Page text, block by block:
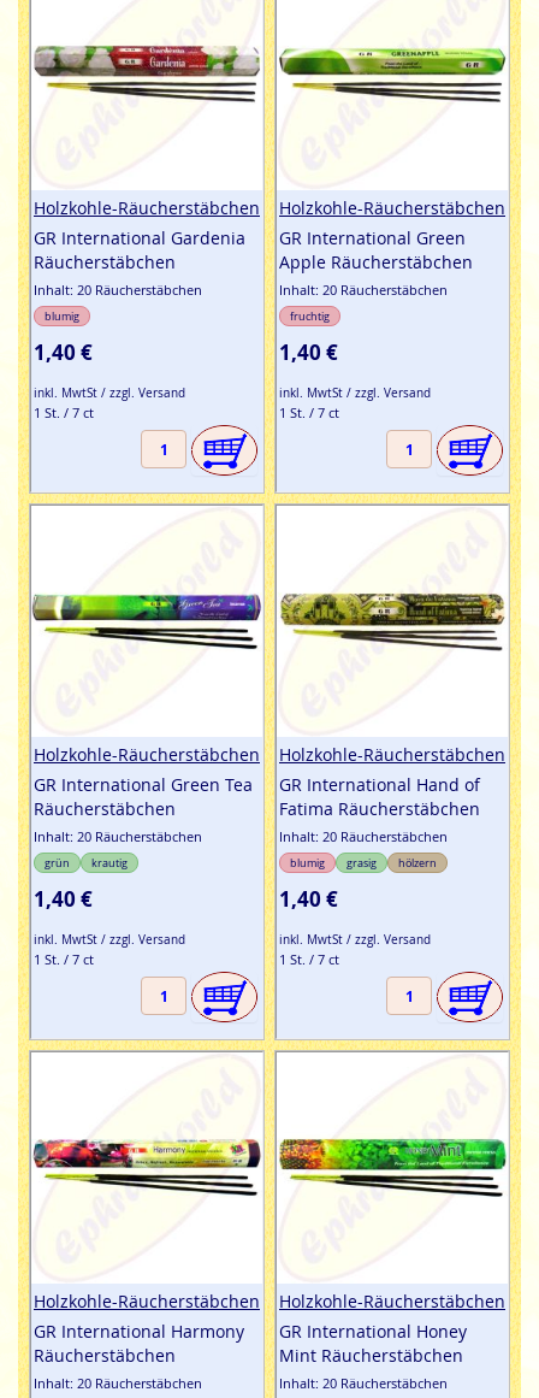
Holzkohle-Räucherstäbchen
GR International Gardenia
Räucherstäbchen
Inhalt: 20 Räucherstäbchen
blumig
1,40 €
inkl. MwtSt / zzgl. Versand
1 St. / 7 ct
Holzkohle-Räucherstäbchen
GR International Green
Apple Räucherstäbchen
Inhalt: 20 Räucherstäbchen
fruchtig
1,40 €
inkl. MwtSt / zzgl. Versand
1 St. / 7 ct
Holzkohle-Räucherstäbchen
GR International Green Tea
Räucherstäbchen
Inhalt: 20 Räucherstäbchen
grün krautig
1,40 €
inkl. MwtSt / zzgl. Versand
1 St. / 7 ct
Holzkohle-Räucherstäbchen
GR International Hand of
Fatima Räucherstäbchen
Inhalt: 20 Räucherstäbchen
blumig grasig hölzern
1,40 €
inkl. MwtSt / zzgl. Versand
1 St. / 7 ct
Holzkohle-Räucherstäbchen
GR International Harmony
Räucherstäbchen
Inhalt: 20 Räucherstäbchen
Holzkohle-Räucherstäbchen
GR International Honey
Mint Räucherstäbchen
Inhalt: 20 Räucherstäbchen